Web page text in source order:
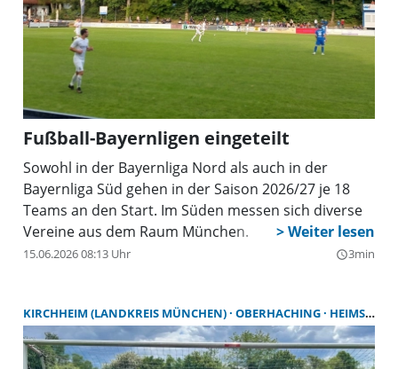
Fußball-Bayernligen eingeteilt
Sowohl in der Bayernliga Nord als auch in der
Bayernliga Süd gehen in der Saison 2026/27 je 18
Teams an den Start. Im Süden messen sich diverse
Vereine aus dem Raum München.
15.06.2026 08:13 Uhr query_builder3min
KIRCHHEIM (LANDKREIS MÜNCHEN) OBERHACHING HEIMSTETTEN (LANDKREIS MÜNCHEN)